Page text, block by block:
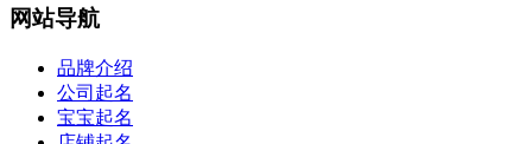
网站导航
品牌介绍
公司起名
宝宝起名